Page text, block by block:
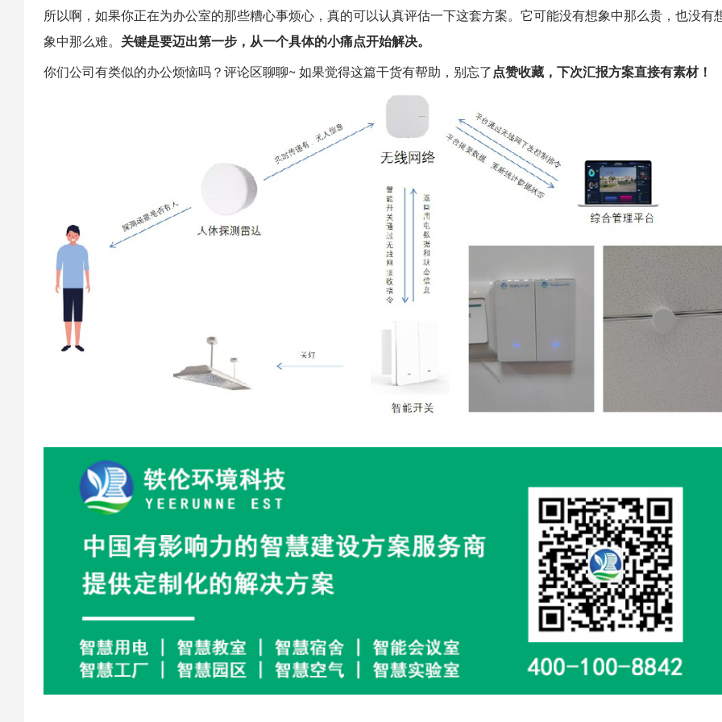
所以啊，如果你正在为办公室的那些糟心事烦心，真的可以认真评估一下这套方案。它可能没有想象中那么贵，也没有
象中那么难。 关键是要迈出第一步，从一个具体的小痛点开始解决。
你们公司有类似的办公烦恼吗？评论区聊聊~ 如果觉得这篇干货有帮助，别忘了点赞收藏，下次汇报方案直接有素材！